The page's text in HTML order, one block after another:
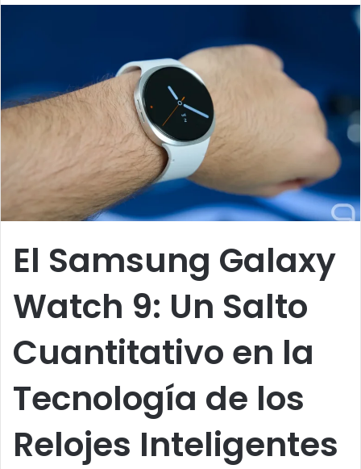
El Samsung Galaxy
Watch 9: Un Salto
Cuantitativo en la
Tecnología de los
Relojes Inteligentes